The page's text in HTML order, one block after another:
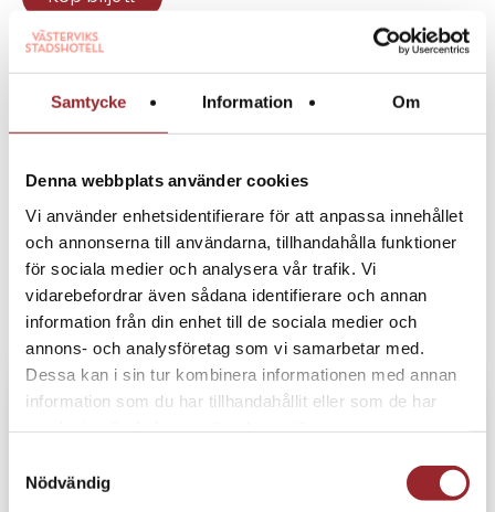
Samtycke Information Om
Denna webbplats använder cookies
Vi använder enhetsidentifierare för att anpassa innehållet
och annonserna till användarna, tillhandahålla funktioner
för sociala medier och analysera vår trafik. Vi
vidarebefordrar även sådana identifierare och annan
information från din enhet till de sociala medier och
annons- och analysföretag som vi samarbetar med.
Dessa kan i sin tur kombinera informationen med annan
information som du har tillhandahållit eller som de har
Nödvändig
Upptäck fler evenemang